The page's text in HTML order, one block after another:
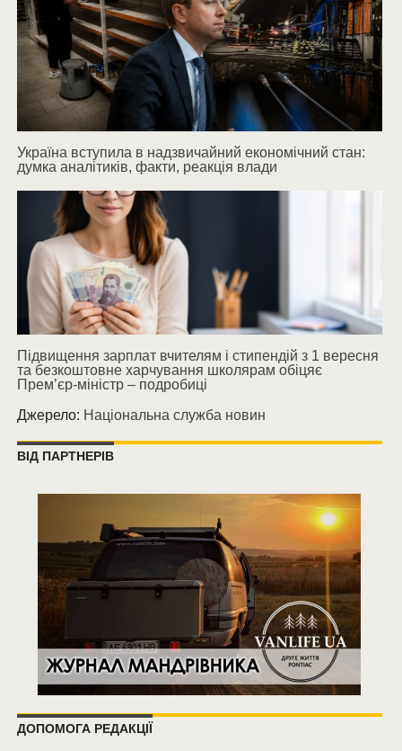
Україна вступила в надзвичайний економічний стан:
думка аналітиків, факти, реакція влади
Підвищення зарплат вчителям і стипендій з 1 вересня
та безкоштовне харчування школярам обіцяє
Прем’єр-міністр – подробиці
Джерело: Національна служба новин
ВІД ПАРТНЕРІВ
ДОПОМОГА РЕДАКЦІЇ